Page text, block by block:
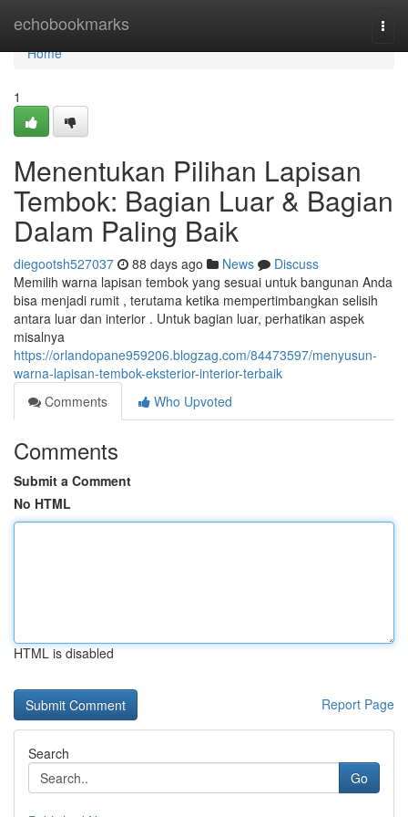
echobookmarks
Home
Home
1
Menentukan Pilihan Lapisan
Tembok: Bagian Luar & Bagian
Dalam Paling Baik
diegootsh527037 88 days ago News
Discuss
Memilih warna lapisan tembok yang sesuai untuk bangunan Anda
bisa menjadi rumit , terutama ketika mempertimbangkan selisih
antara luar dan interior . Untuk bagian luar, perhatikan aspek
misalnya
https://orlandopane959206.blogzag.com/84473597/menyusun-
warna-lapisan-tembok-eksterior-interior-terbaik
Comments
Who Upvoted
Comments
Submit a Comment
No HTML
HTML is disabled
Report Page
Search
Go